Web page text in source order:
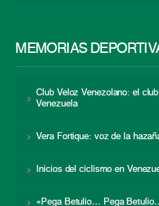
MEMORIAS
Club Veloz Venezolano: el
Venezuela
Vera Fortique: voz de la
Inicios del ciclismo en
«Pega Betulio… Pega